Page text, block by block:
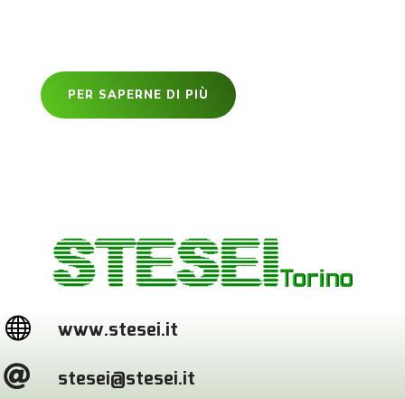
PER SAPERNE DI PIÙ
 www.stesei.it
 stesei@stesei.it